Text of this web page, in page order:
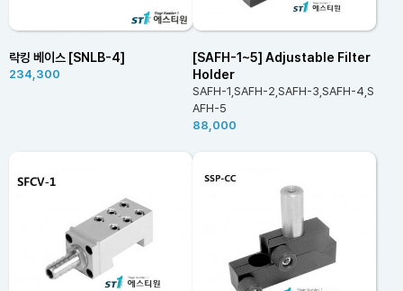
락킹 베이스 [SNLB-4]
234,300
[SAFH-1~5] Adjustable Filter
Holder
SAFH-1,SAFH-2,SAFH-3,SAFH-4,S
AFH-5
88,000